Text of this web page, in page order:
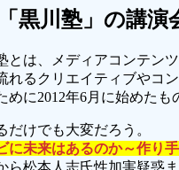
黒川塾」の講演
とは、メディアコンテン
るクリエイティブやコ
に2012年6月に始めたも
けでも大変だろう。
に未来はあるのか～作り
松本人志氏性加害疑